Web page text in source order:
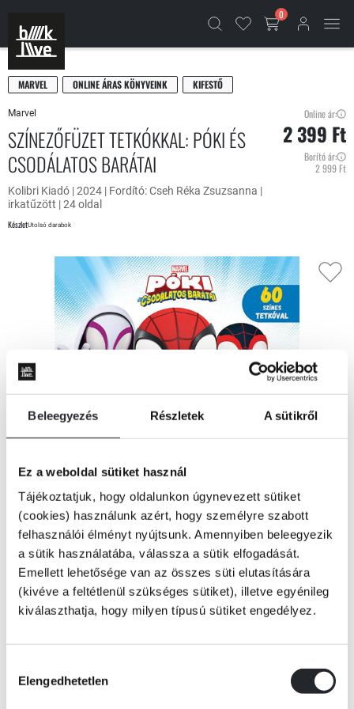
Beleegyezés Részletek A sütikről
Ez a weboldal sütiket használ
Tájékoztatjuk, hogy oldalunkon úgynevezett sütiket
(cookies) használunk azért, hogy személyre szabott
felhasználói élményt nyújtsunk. Amennyiben beleegyezik
a sütik használatába, válassza a sütik elfogadását.
Emellett lehetősége van az összes süti elutasítására
(kivéve a feltétlenül szükséges sütiket), illetve egyénileg
kiválaszthatja, hogy milyen típusú sütiket engedélyez.
kiválasztása
Elengedhetetlen
0
MARVEL ONLINE ÁRAS KÖNYVEINK KIFESTŐ
Marvel
SZÍNEZŐFÜZET TETKÓKKAL: PÓKI ÉS
CSODÁLATOS BARÁTAI
Kolibri Kiadó | 2024 | Fordító: Cseh Réka Zsuzsanna |
irkatűzött | 24 oldal
KészletUtolsó darabok
Online ár:
2 399 Ft
Borító ár:
2 999 Ft